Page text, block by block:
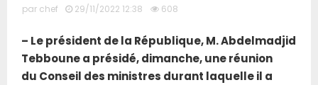
par chef 29/11/2022 12:38 608
– Le président de la République, M. Abdelmadjid
Tebboune a présidé, dimanche, une réunion
du Conseil des ministres durant laquelle il a